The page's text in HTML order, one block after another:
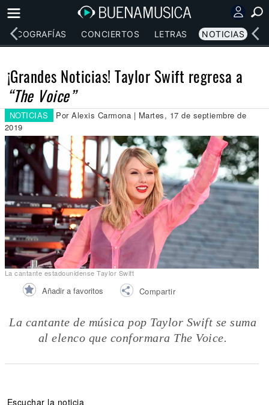
DISCOGRAFÍAS CONCIERTOS LETRAS NOTICIAS
¡Grandes Noticias! Taylor Swift regresa a
“The Voice”
NOTICIAS
Por Alexis Carmona | Martes, 17 de septiembre de
2019
La cantante estadounidense Taylor Swift
Añadir a favoritos Compartir
La cantante de música pop Taylor Swift se suma
al elenco que conformara The Voice.
Escuchar la noticia